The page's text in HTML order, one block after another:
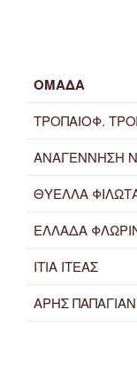
ΟΜΑΔΑ
ΤΡΟΠΑΙΟΦ.
ΑΝΑΓΕΝΝΗΣΗ
ΘΥΕΛΛΑ
ΕΛΛΑΔΑ
ΙΤΙΑ ΙΤΕΑΣ
ΑΡΗΣ